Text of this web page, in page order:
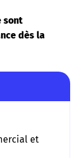
sont
dès la
et